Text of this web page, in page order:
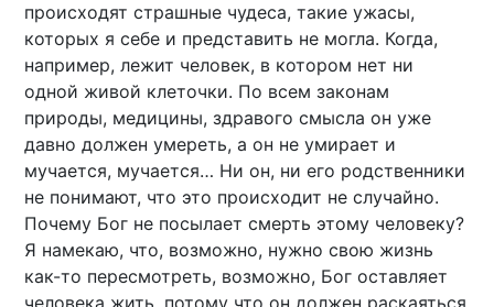
происходят страшные чудеса, такие ужасы,
которых я себе и представить не могла. Когда,
например, лежит человек, в котором нет ни
одной живой клеточки. По всем законам
природы, медицины, здравого смысла он уже
давно должен умереть, а он не умирает и
мучается, мучается… Ни он, ни его родственники
не понимают, что это происходит не случайно.
Почему Бог не посылает смерть этому человеку?
Я намекаю, что, возможно, нужно свою жизнь
как-то пересмотреть, возможно, Бог оставляет